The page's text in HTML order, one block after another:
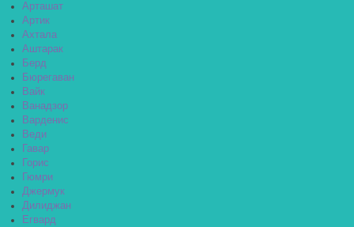
Арташат
Артик
Ахтала
Аштарак
Берд
Бюрегаван
Вайк
Ванадзор
Варденис
Веди
Гавар
Горис
Гюмри
Джермук
Дилиджан
Егвард